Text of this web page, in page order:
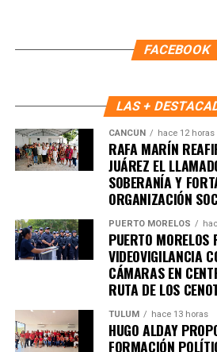
traicionar al pueblo”deben seguir
FACEBOOK
LAS +
CANCÚN hace 12 horas
RAFA MARÍN
JUÁREZ EL
SOBERANÍA Y
ORGANIZACIÓN
PUERTO MORELOS
PUERTO MORELOS
VIDEOVIGILANCIA
CÁMARAS EN
RUTA DE LOS
TULUM hace 13 horas
HUGO ALDAY
FORMACIÓN